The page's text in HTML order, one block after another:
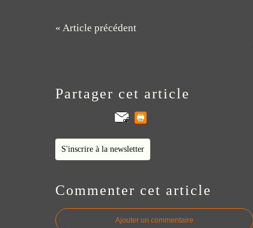
« Article précédent
Partager cet article
S'inscrire à la newsletter
Commenter cet article
Ajouter un commentaire